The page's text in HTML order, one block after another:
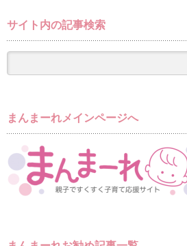
サイト内の記事検索
まんまーれメインページへ